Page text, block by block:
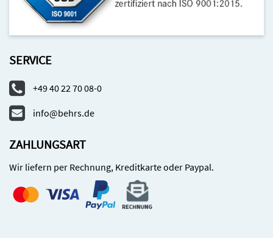
SERVICE
+49 40 22 70 08-0
info@behrs.de
ZAHLUNGSART
Wir liefern per Rechnung, Kreditkarte oder Paypal.